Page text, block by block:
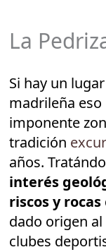
La
Si hay un
madrileña
imponente
tradición
años.
interés
riscos y rocas
dado origen
clubes